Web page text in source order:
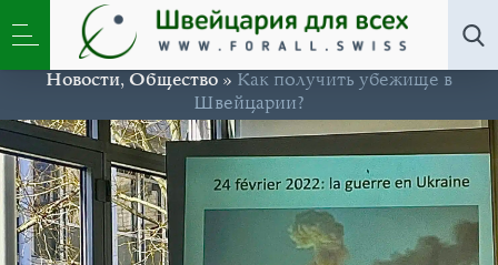
Новости,Общество » Как получить убежище в
Швейцарии?